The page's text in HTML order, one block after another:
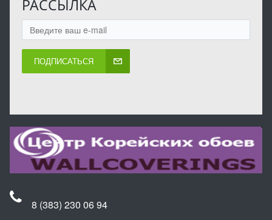
РАССЫЛКА
ПОДПИСАТЬСЯ
8 (383) 230 06 94